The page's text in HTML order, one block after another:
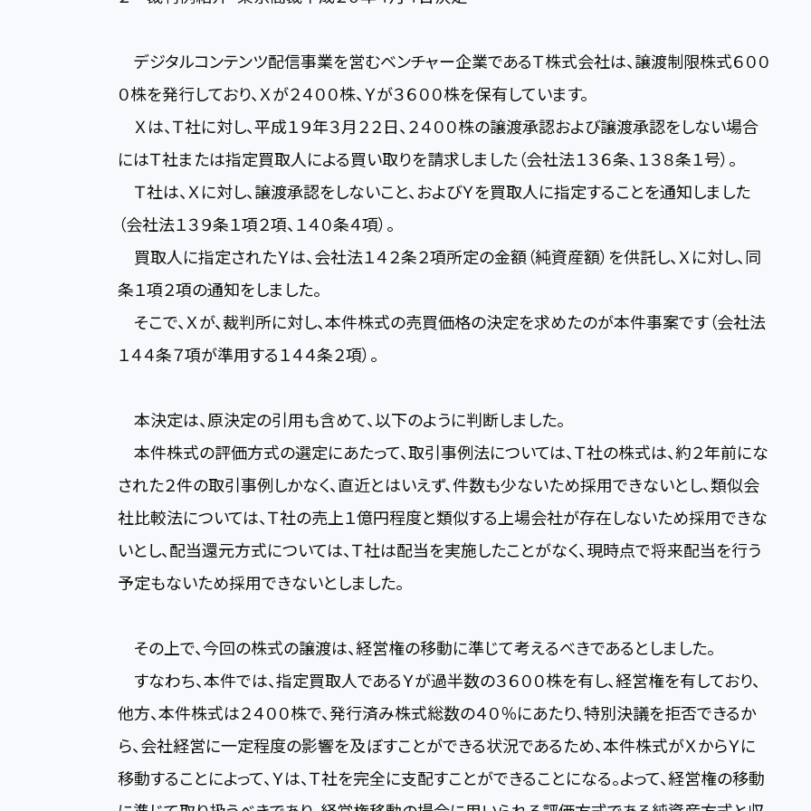
デジタルコンテンツ配信事業を営むベンチャー企業であるＴ株式会社は、譲渡制限株式６００
０株を発行しており、Ｘが２４００株、Ｙが３６００株を保有しています。
Ｘは、Ｔ社に対し、平成１９年３月２２日、２４００株の譲渡承認および譲渡承認をしない場合
にはＴ社または指定買取人による買い取りを請求しました（会社法１３６条、１３８条１号）。
Ｔ社は、Ｘに対し、譲渡承認をしないこと、およびＹを買取人に指定することを通知しました
（会社法１３９条１項２項、１４０条４項）。
買取人に指定されたＹは、会社法１４２条２項所定の金額（純資産額）を供託し、Ｘに対し、同
条１項２項の通知をしました。
そこで、Ｘが、裁判所に対し、本件株式の売買価格の決定を求めたのが本件事案です（会社法
１４４条７項が準用する１４４条２項）。
本決定は、原決定の引用も含めて、以下のように判断しました。
本件株式の評価方式の選定にあたって、取引事例法については、Ｔ社の株式は、約２年前にな
された２件の取引事例しかなく、直近とはいえず、件数も少ないため採用できないとし、類似会
社比較法については、Ｔ社の売上１億円程度と類似する上場会社が存在しないため採用できな
いとし、配当還元方式については、Ｔ社は配当を実施したことがなく、現時点で将来配当を行う
予定もないため採用できないとしました。
その上で、今回の株式の譲渡は、経営権の移動に準じて考えるべきであるとしました。
すなわち、本件では、指定買取人であるＹが過半数の３６００株を有し、経営権を有しており、
他方、本件株式は２４００株で、発行済み株式総数の４０％にあたり、特別決議を拒否できるか
ら、会社経営に一定程度の影響を及ぼすことができる状況であるため、本件株式がＸからＹに
移動することによって、Ｙは、Ｔ社を完全に支配すことができることになる。よって、経営権の移動